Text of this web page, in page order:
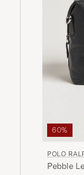
60%
POLO
Pebble